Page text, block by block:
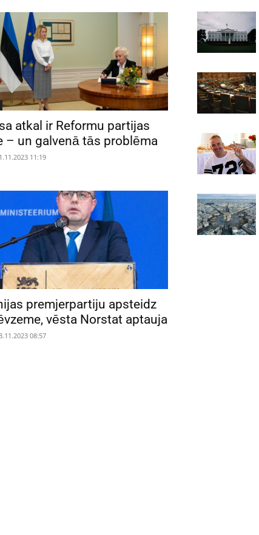
atkal ir Reformu partijas
– un galvenā tās problēma
11:19
premjerpartiju apsteidz
vēsta Norstat aptauja
08:57